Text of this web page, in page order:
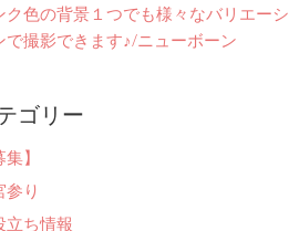
ク色の背景１つでも様々なバリエーシ
で撮影できます♪/ニューボーン
ゴリー
集】
参り
立ち情報